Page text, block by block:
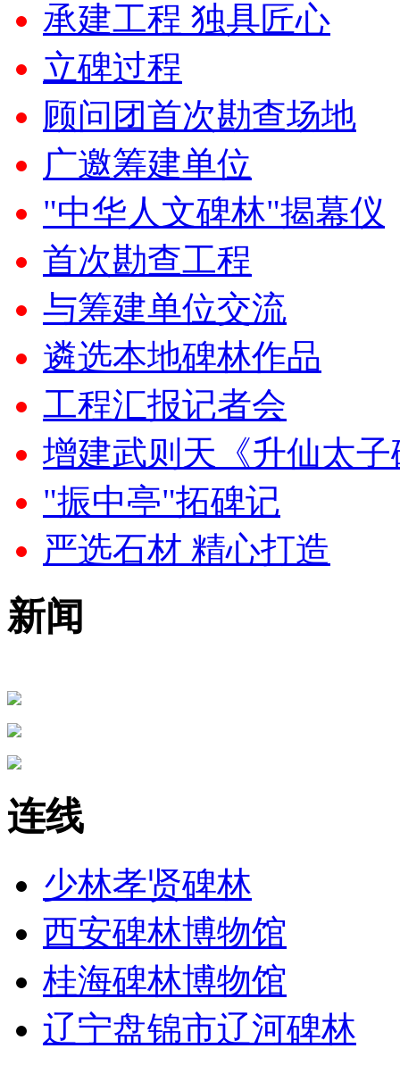
承建工程 独具匠心
立碑过程
顾问团首次勘查场地
广邀筹建单位
"中华人文碑林"揭幕仪
首次勘查工程
与筹建单位交流
遴选本地碑林作品
工程汇报记者会
增建武则天《升仙太子
"振中亭"拓碑记
严选石材 精心打造
新闻
连线
少林孝贤碑林
西安碑林博物馆
桂海碑林博物馆
辽宁盘锦市辽河碑林